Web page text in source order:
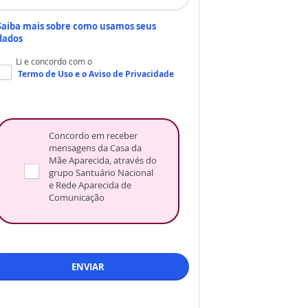
mais sobre como usamos seus
Li e concordo com o
Termo de Usoe oAviso de Privacidade
Concordo em receber
mensagens da Casa da
Mãe Aparecida, através do
grupo Santuário Nacional
e Rede Aparecida de
Comunicação
ENVIAR